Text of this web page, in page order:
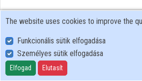
User Policy
Adatkezelési tájékoztató (en)
Cookie Policy
The website uses cookies to improve the
Funkcionális sütik elfogadása
Személyes sütik elfogadása
Elfogad Elutasít